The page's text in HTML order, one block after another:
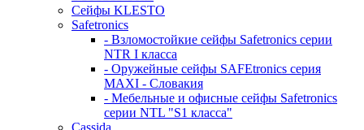
Сейфы KLESTO
Safetronics
- Взломостойкие сейфы Safetronics серии
NTR I класса
- Оружейные сейфы SAFEtronics серия
MAXI - Словакия
- Мебельные и офисные сейфы Safetronics
серии NTL "S1 класса"
Cassida